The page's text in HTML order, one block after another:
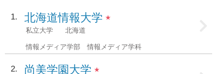
1 北海道情報大学 ★
私立大学 北海道
情報メディア学部 情報メディア学科
2 尚美学園大学 ★